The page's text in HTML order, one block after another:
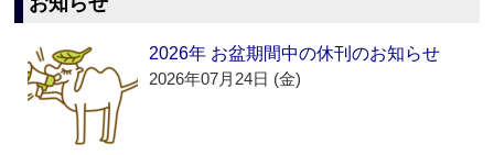
2026年 お盆期間中の休刊のお知らせ
2026年07月24日 (金)